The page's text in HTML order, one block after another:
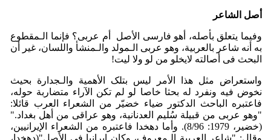
أصل الشاعر
وفیما یتعلق بأصله، أهو فارسی الأصل أم عربی؟ فإنما الـمقطوع
به أنه شاعر بالعربیة، وهو عربی الـمولد والـمنشأ واللسان، غیر أن
البحث فی أصالته لایخلو من لو ولا لیت!
واستعراض مثل هذا الأمر لیس بتلک الأهمیة والـجدارة بحیث
نخوض فیه ونفرد له بحثا خاصا لو لم تکن الآراء متضاربة حوله،
فاعتبره الباحث الدکتور ضیاء خضیّر من الشعراء العرب قائلا:
"وهو عربی من قبیلة سُلیم العدنانیة، وهو عراقی من أهل بغداد."
(خضیر، 1979: 8/96). وأما دهخدا فاعتبره من الشعراء الإیرانیین،
وقال: "شاعر العربیة الـمعروف، وکان إیرانیا فی الأصل"(دهخدا،